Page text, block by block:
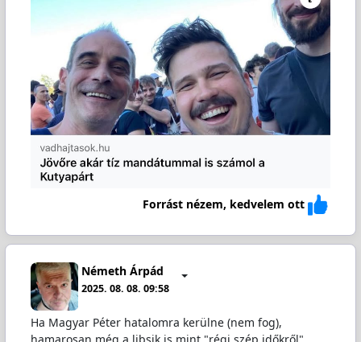
Forrást nézem, kedvelem ott
Németh Árpád
2025. 08. 08. 09:58
Ha Magyar Péter hatalomra kerülne (nem fog),
hamarosan még a libsik is mint "régi szép időkről"